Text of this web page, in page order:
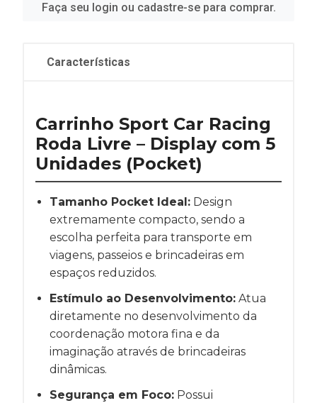
Faça seu login ou cadastre-se para comprar.
Características
Carrinho Sport Car Racing
Roda Livre – Display com 5
Unidades (Pocket)
Tamanho Pocket Ideal: Design
extremamente compacto, sendo a
escolha perfeita para transporte em
viagens, passeios e brincadeiras em
espaços reduzidos.
Estímulo ao Desenvolvimento: Atua
diretamente no desenvolvimento da
coordenação motora fina e da
imaginação através de brincadeiras
dinâmicas.
Segurança em Foco: Possui